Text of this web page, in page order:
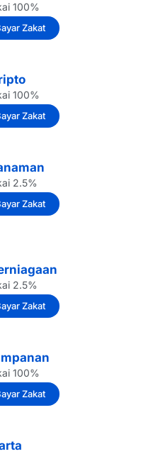
100%
Zakat
100%
Zakat
2.5%
Zakat
2.5%
Zakat
100%
Zakat